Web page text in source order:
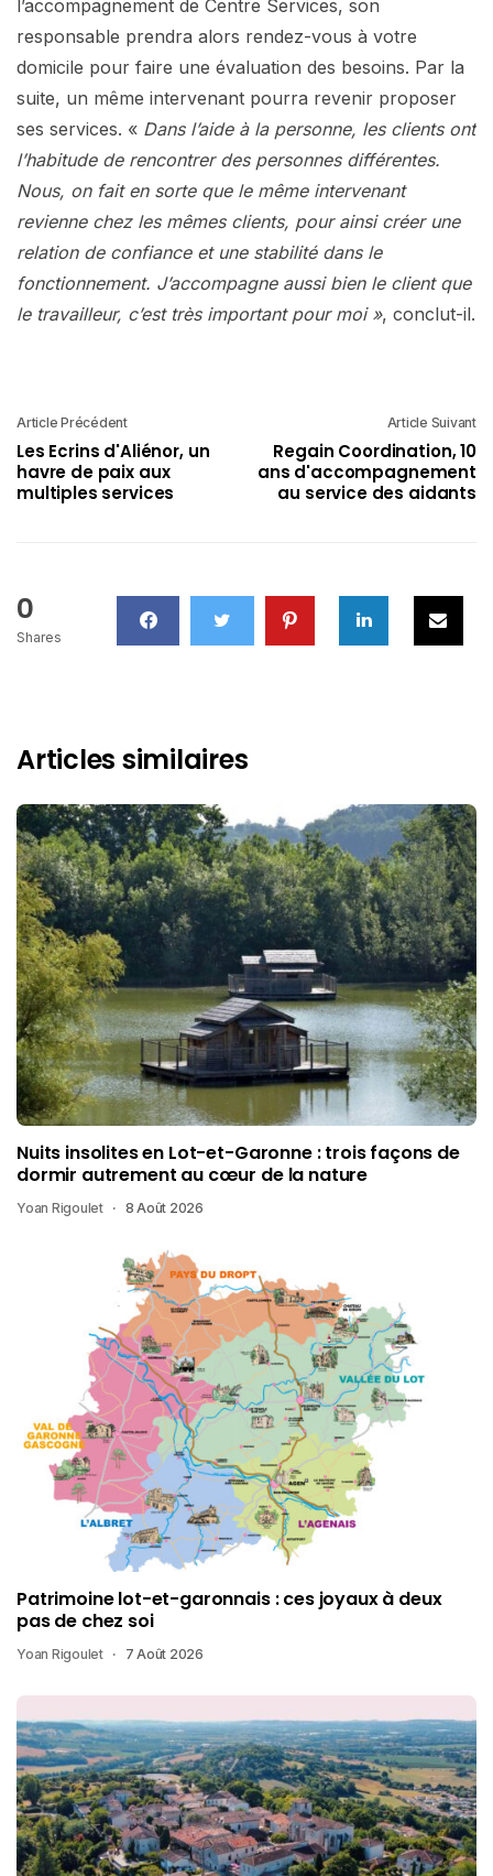
l’accompagnement de Centre Services, son
responsable prendra alors rendez-vous à votre
domicile pour faire une évaluation des besoins. Par la
suite, un même intervenant pourra revenir proposer
ses services. « Dans l’aide à la personne, les clients ont
l’habitude de rencontrer des personnes différentes.
Nous, on fait en sorte que le même intervenant
revienne chez les mêmes clients, pour ainsi créer une
relation de confiance et une stabilité dans le
fonctionnement. J’accompagne aussi bien le client que
le travailleur, c’est très important pour moi », conclut-il.
Article Précédent
Les Ecrins d'Aliénor, un
havre de paix aux
multiples services
Article Suivant
Regain Coordination, 10
ans d'accompagnement
au service des aidants
0
Shares
Articles similaires
Nuits insolites en Lot-et-Garonne : trois façons de
dormir autrement au cœur de la nature
Yoan Rigoulet 8 Août 2026
Patrimoine lot-et-garonnais : ces joyaux à deux
pas de chez soi
Yoan Rigoulet 7 Août 2026